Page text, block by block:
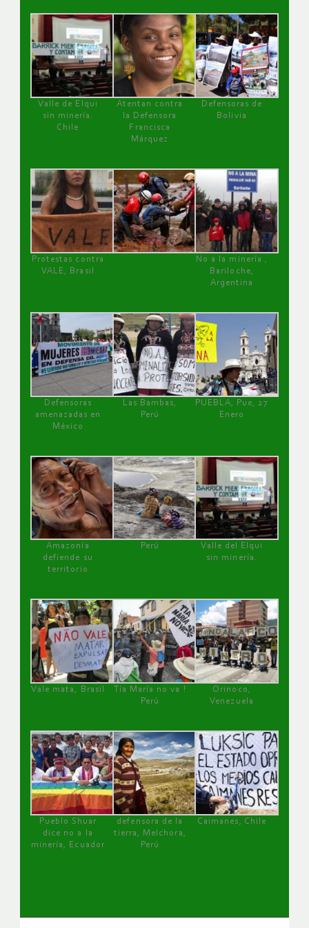
Valle de Elqui
sin minería.
Chile
Atentan contra
la Defensora
Francisca
Márquez
Defensoras de
Bolivia
Protestas contra
VALE, Brasil
No a la minería ,
Bariloche,
Argentina
Defensoras
amenazadas en
México
Las Bambas,
Perú
PUEBLA, Pue, 27
Enero
Amazonía
defiende su
territorio
Perú
Valle del Elqui
sin minería.
Vale mata, Brasil
Tía María no va !
Perú
Orinoco,
Venezuela
Pueblo Shuar
dice no a la
minería, Ecuador
defensora de la
tierra, Melchora,
Perú
Caimanes, Chile